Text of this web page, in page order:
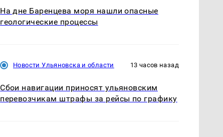
На дне Баренцева моря нашли опасные
геологические процессы
Новости Ульяновска и области 13 часов назад
Сбои навигации приносят ульяновским
перевозчикам штрафы за рейсы по графику